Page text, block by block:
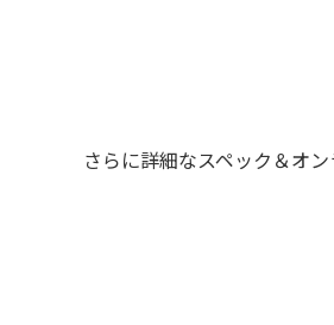
さらに詳細なスペック＆オン